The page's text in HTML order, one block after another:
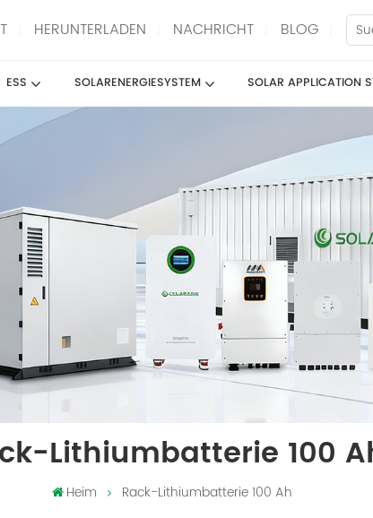
HERUNTERLADEN NACHRICHT BLOG
ESS SOLARENERGIESYSTEM SOLAR APPLICATION
Lithiumbatterie 100
Heim Rack-Lithiumbatterie 100 Ah